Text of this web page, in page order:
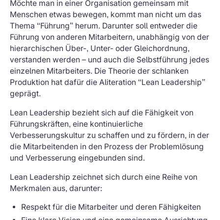
Möchte man in einer Organisation gemeinsam mit
Menschen etwas bewegen, kommt man nicht um das
Thema “Führung” herum. Darunter soll entweder die
Führung von anderen Mitarbeitern, unabhängig von der
hierarchischen Über-, Unter- oder Gleichordnung,
verstanden werden – und auch die Selbstführung jedes
einzelnen Mitarbeiters. Die Theorie der schlanken
Produktion hat dafür die Aliteration “Lean Leadership”
geprägt.
Lean Leadership bezieht sich auf die Fähigkeit von
Führungskräften, eine kontinuierliche
Verbesserungskultur zu schaffen und zu fördern, in der
die Mitarbeitenden in den Prozess der Problemlösung
und Verbesserung eingebunden sind.
Lean Leadership zeichnet sich durch eine Reihe von
Merkmalen aus, darunter:
Respekt für die Mitarbeiter und deren Fähigkeiten